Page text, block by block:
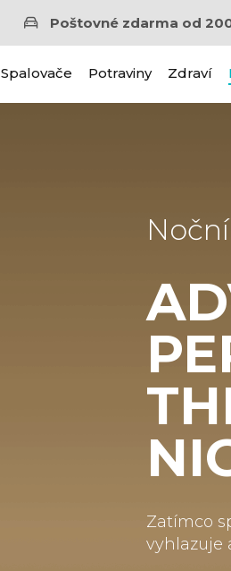
Poštovné zdarma od
Spalovače Potraviny Zdraví
Zatímco
vyhlazuje